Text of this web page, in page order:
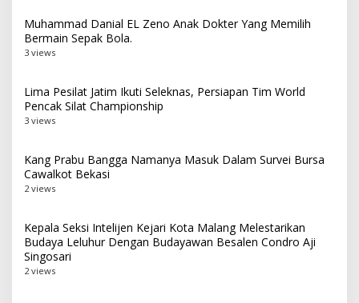
Muhammad Danial EL Zeno Anak Dokter Yang Memilih
Bermain Sepak Bola.
3 views
Lima Pesilat Jatim Ikuti Seleknas, Persiapan Tim World
Pencak Silat Championship
3 views
Kang Prabu Bangga Namanya Masuk Dalam Survei Bursa
Cawalkot Bekasi
2 views
Kepala Seksi Intelijen Kejari Kota Malang Melestarikan
Budaya Leluhur Dengan Budayawan Besalen Condro Aji
Singosari
2 views